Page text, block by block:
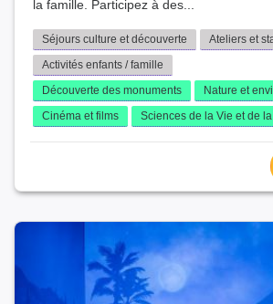
la famille. Participez à des...
Séjours culture et découverte
Ateliers et
Activités enfants / famille
Découverte des monuments
Nature et
Cinéma et films
Sciences de la Vie et de la